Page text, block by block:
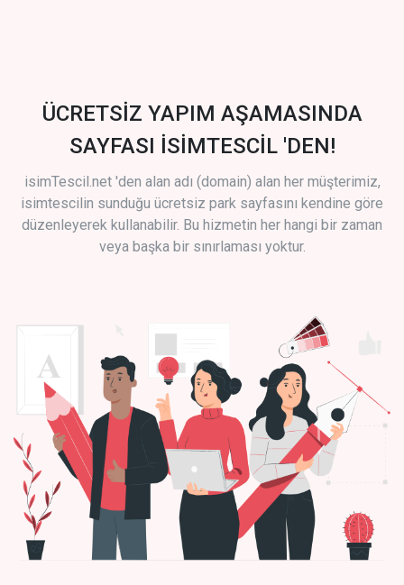
ÜCRETSİZ YAPIM AŞAMASINDA
SAYFASI İSİMTESCİL 'DEN!
isimTescil.net 'den alan adı (domain) alan her müşterimiz,
isimtescilin sunduğu ücretsiz park sayfasını kendine göre
düzenleyerek kullanabilir. Bu hizmetin her hangi bir zaman
veya başka bir sınırlaması yoktur.